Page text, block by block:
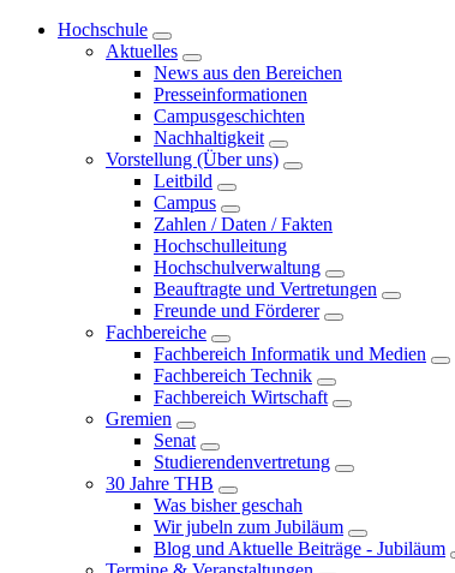
Hochschule
Aktuelles
News aus den Bereichen
Presseinformationen
Campusgeschichten
Nachhaltigkeit
Vorstellung (Über uns)
Leitbild
Campus
Zahlen / Daten / Fakten
Hochschulleitung
Hochschulverwaltung
Beauftragte und Vertretungen
Freunde und Förderer
Fachbereiche
Fachbereich Informatik und Medien
Fachbereich Technik
Fachbereich Wirtschaft
Gremien
Senat
Studierendenvertretung
30 Jahre THB
Was bisher geschah
Wir jubeln zum Jubiläum
Blog und Aktuelle Beiträge - Jubiläum